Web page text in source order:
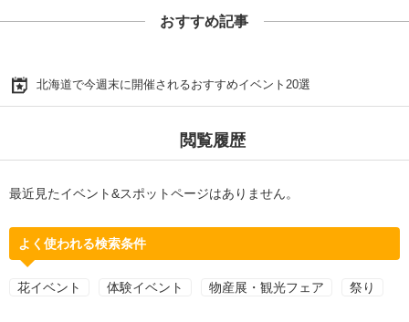
おすすめ記事
北海道で今週末に開催されるおすすめイベント20選
閲覧履歴
最近見たイベント&スポットページはありません。
よく使われる検索条件
花イベント 体験イベント 物産展・観光フェア 祭り